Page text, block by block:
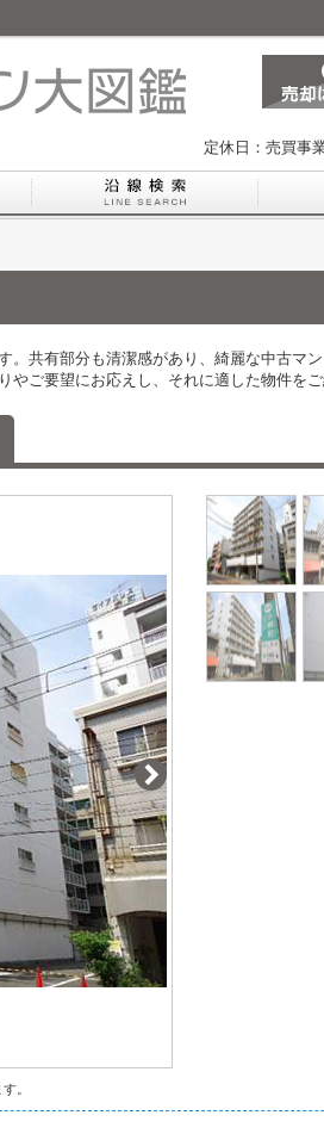
定休日：売買事
。共有部分も清潔感があり、綺麗な中古マ
ご要望にお応えし、それに適した物件を
。